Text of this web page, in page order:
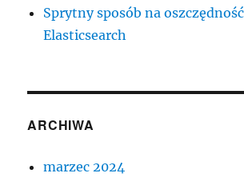
Sprytny sposób na
Elasticsearch
ARCHIWA
marzec 2024